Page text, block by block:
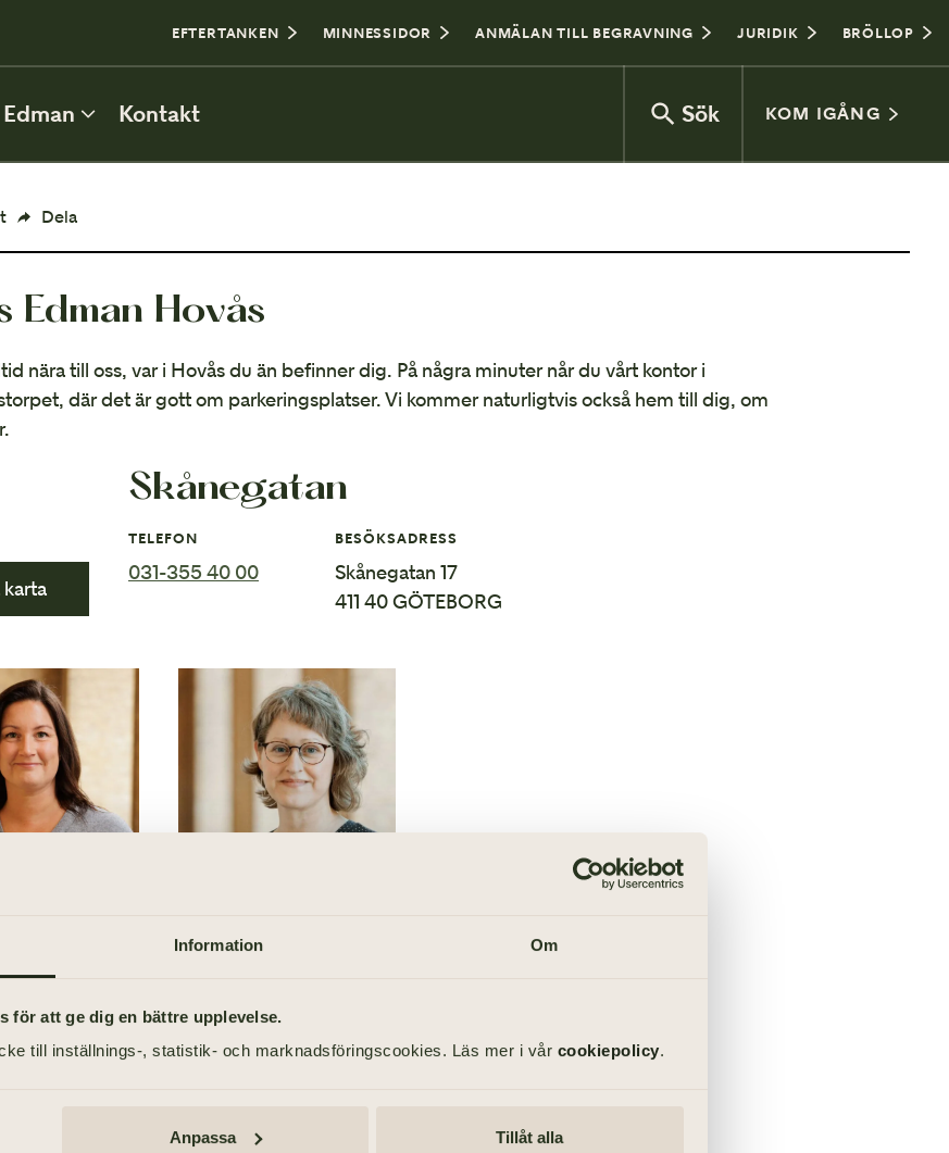
Information Om
för att ge dig en bättre upplevelse.
till inställnings-, statistik- och marknadsföringscookies. Läs mer i vår cookiepolicy.
Anpassa Tillåt alla
EFTERTANKEN MINNESSIDOR ANMÄLAN TILL BEGRAVNING JURIDIK BRÖLLOP
Kontakt Sök KOM IGÅNG
Borgerlig eller religiös begravning
Plats för begravning
Begravningsceremoni
Kista och urna
Gravplats
Avvecklingshjälp
Dela
Edman Hovås
nära till oss, var i Hovås du än befinner dig. På några minuter når du vårt kontor i
där det är gott om parkeringsplatser. Vi kommer naturligtvis också hem till dig, om
karta
Skånegatan
TELEFON
031-355 40 00
BESÖKSADRESS
Skånegatan 17
411 40 GÖTEBORG